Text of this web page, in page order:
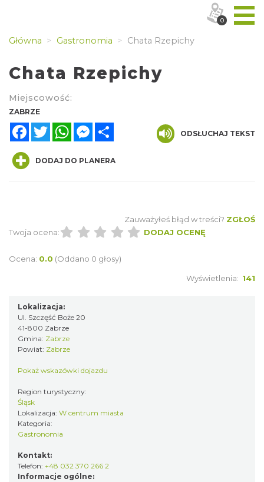
Główna Gastronomia Chata Rzepichy
Chata Rzepichy
Miejscowość:
ZABRZE
FacebookTwitterWhatsAppMessenger
ODSŁUCHAJ TEKST
DODAJ DO PLANERA
Zauważyłeś błąd w treści? ZGŁOŚ
Twoja ocena:
DODAJ OCENĘ
Ocena: 0.0 (Oddano 0 głosy)
Wyświetlenia: 141
Lokalizacja:
Ul. Szczęść Boże 20
41-800 Zabrze
Gmina: Zabrze
Powiat: Zabrze
Pokaż wskazówki dojazdu
Region turystyczny:
Śląsk
Lokalizacja: W centrum miasta
Kategoria:
Gastronomia
Kontakt:
Telefon: +48 032 370 266 2
Informacje ogólne:
0